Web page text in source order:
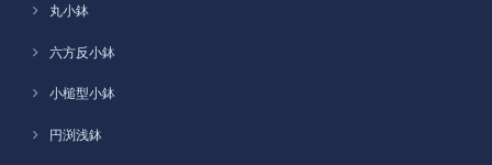
丸小鉢
六方反小鉢
小槌型小鉢
円渕浅鉢